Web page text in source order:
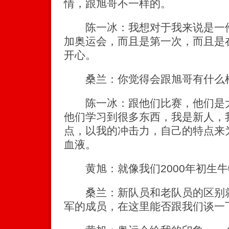
情，跟旭哥不一样的。
陈一冰：我想对于我来说是一
加奥运会，而且是第一次，而且
开心。
桑兰：你觉得会跟旭哥有什么
陈一冰：跟他们比赛，他们是
他们学习到很多东西，我是新人
点，以我的冲击力，自己的特点
血液。
黄旭：就像我们2000年初生牛
桑兰：新队员和老队员的区别
军的成员，在这里能否跟我们谈